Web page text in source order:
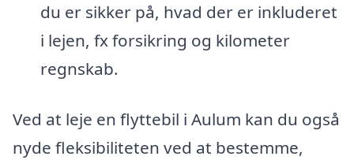
du er sikker på, hvad der er inkluderet
i lejen, fx forsikring og kilometer
regnskab.
Ved at leje en flyttebil i Aulum kan du også
nyde fleksibiliteten ved at bestemme,